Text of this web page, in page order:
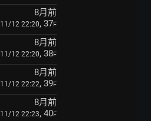
8月前
11/12 22:20, 37F
8月前
11/12 22:20, 38F
8月前
11/12 22:22, 39F
8月前
11/12 22:23, 40F